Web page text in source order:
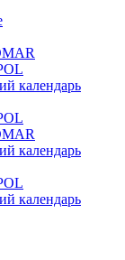
календарь
календарь
календарь